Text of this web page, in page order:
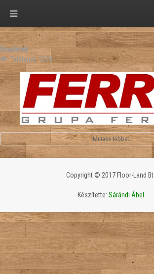
Részletek
Találatok: 1574
Copyright © 2017 Floor-Land Bt.
Készítette: Sárándi Ábel